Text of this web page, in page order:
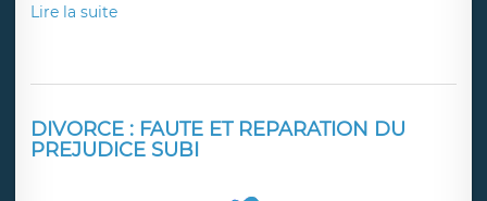
Lire la suite
DIVORCE : FAUTE ET REPARATION DU
PREJUDICE SUBI